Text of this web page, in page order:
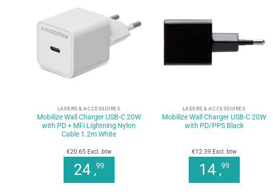
LADERS & ACCESSOIRES
Mobilize Wall Charger USB-C 20W
with PD + MFi Lightning Nylon
Cable 1.2m White
€20.65 Excl. btw
24,99
LADERS & ACCESSOIRES
Mobilize Wall Charger USB-C 20W
with PD/PPS Black
€12.39 Excl. btw
14,99